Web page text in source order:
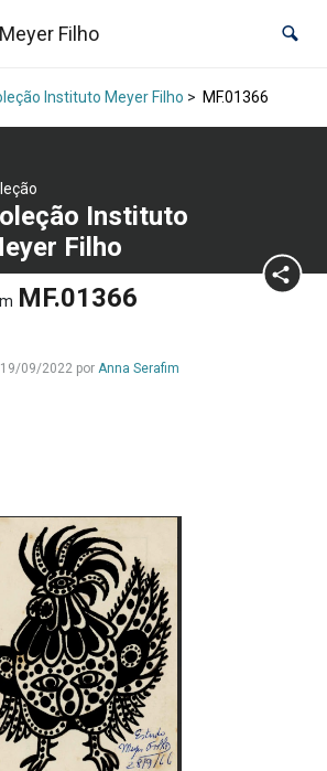
Filho
Instituto Meyer Filho > MF.01366
Instituto
Filho
MF.01366
19/09/2022 por Anna Serafim